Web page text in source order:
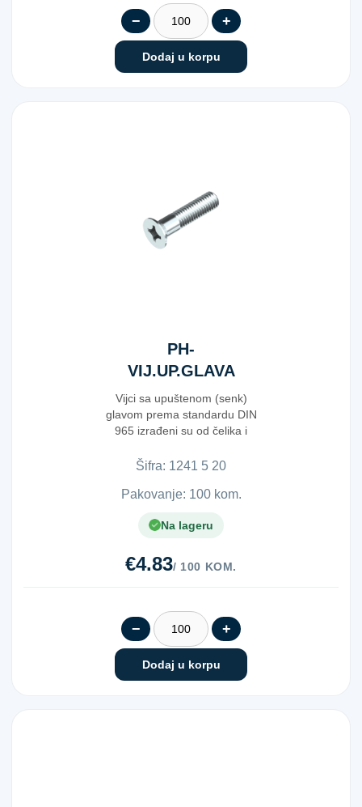
− +
Dodaj u korpu
PH-
VIJ.UP.GLAVA
965 POC 5X20
Vijci sa upuštenom (senk)
glavom prema standardu DIN
965 izrađeni su od čelika i
Šifra: 1​2​4​1​ ​5​ ​2​0​
Pakovanje: 100 kom.
Na lageru
€4.83/ 100 KOM.
− +
Dodaj u korpu